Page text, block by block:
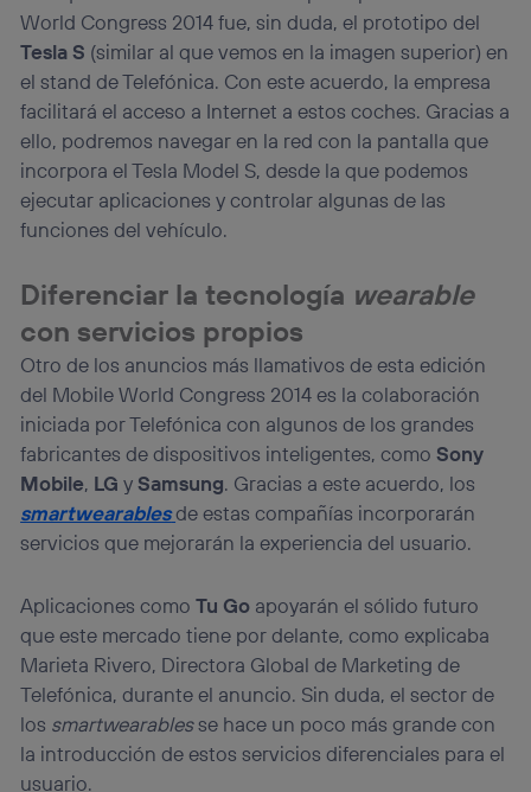
World Congress 2014 fue, sin duda, el prototipo del
Tesla S (similar al que vemos en la imagen superior) en
el stand de Telefónica. Con este acuerdo, la empresa
facilitará el acceso a Internet a estos coches. Gracias a
ello, podremos navegar en la red con la pantalla que
incorpora el Tesla Model S, desde la que podemos
ejecutar aplicaciones y controlar algunas de las
funciones del vehículo.
Diferenciar la tecnología wearable
con servicios propios
Otro de los anuncios más llamativos de esta edición
del Mobile World Congress 2014 es la colaboración
iniciada por Telefónica con algunos de los grandes
fabricantes de dispositivos inteligentes, comoSony
Mobile, LG ySamsung. Gracias a este acuerdo, los
smartwearablesde estas compañías incorporarán
servicios que mejorarán la experiencia del usuario.
Aplicaciones comoTu Go apoyarán el sólido futuro
que este mercado tiene por delante, como explicaba
Marieta Rivero, Directora Global de Marketing de
Telefónica, durante el anuncio. Sin duda, el sector de
los smartwearablesse hace un poco más grande con
la introducción de estos servicios diferenciales para el
usuario.